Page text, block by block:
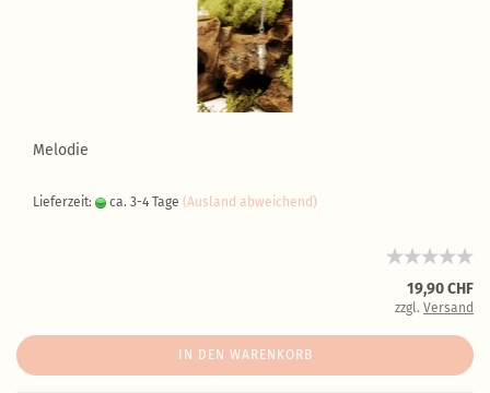
Melodie
Lieferzeit: ca. 3-4 Tage (Ausland abweichend)
19,90 CHF
zzgl. Versand
IN DEN WARENKORB